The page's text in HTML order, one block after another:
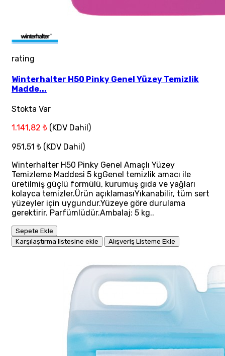
rating
Winterhalter H50 Pinky Genel Yüzey Temizlik
Madde...
Stokta Var
1.141,82 ₺ (KDV Dahil)
951,51 ₺ (KDV Dahil)
Winterhalter H50 Pinky Genel Amaçlı Yüzey
Temizleme Maddesi 5 kgGenel temizlik amacı ile
üretilmiş güçlü formülü, kurumuş gıda ve yağları
kolayca temizler.Ürün açıklamasıYıkanabilir, tüm sert
yüzeyler için uygundur.Yüzeye göre durulama
gerektirir. Parfümlüdür.Ambalaj: 5 kg..
Sepete Ekle
Karşılaştırma listesine ekle
Alışveriş Listeme Ekle